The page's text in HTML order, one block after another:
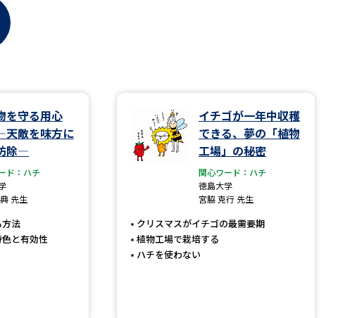
項＆願書
請求
請求
留学・進学関連、塾・予備校
請求
案内」の請求
高等学校卒業程度認定試験
員資格認定試験
を守る用心
敵を味方に
除―
ド：ハチ
先生
法
と有効性
イチゴが一年中収穫
できる、夢の「植物
工場」の秘密
関心ワード：ハチ
徳島大学
宮脇 克行 先生
クリスマスがイチゴの最需要期
植物工場で栽培する
ハチを使わない